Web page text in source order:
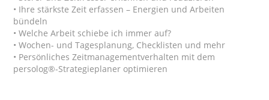
• Ihre stärkste Zeit erfassen – Energien und Arbeiten
bündeln
• Welche Arbeit schiebe ich immer auf?
• Wochen- und Tagesplanung, Checklisten und mehr
• Persönliches Zeitmanagementverhalten mit dem
persolog®-Strategieplaner optimieren